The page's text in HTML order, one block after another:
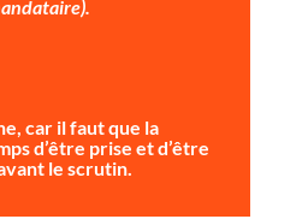
, car il faut que la
d’être prise et d’être
le scrutin.